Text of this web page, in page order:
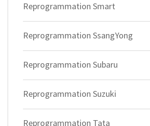
Reprogrammation Smart
Reprogrammation SsangYong
Reprogrammation Subaru
Reprogrammation Suzuki
Reprogrammation Tata